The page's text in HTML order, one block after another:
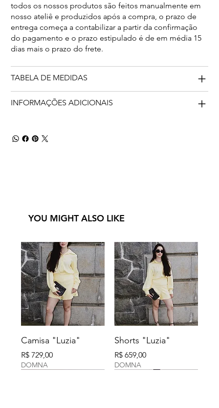
todos os nossos produtos são feitos manualmente em
nosso ateliê e produzidos após a compra, o prazo de
entrega começa a contabilizar a partir da confirmação
do pagamento e o prazo estipulado é de em média 15
dias mais o prazo do frete.
TABELA DE MEDIDAS
INFORMAÇÕES ADICIONAIS
YOU MIGHT ALSO LIKE
Camisa "Luzia"
Preço
R$ 729,00
DOMNA
Shorts "Luzia"
Preço
R$ 659,00
DOMNA